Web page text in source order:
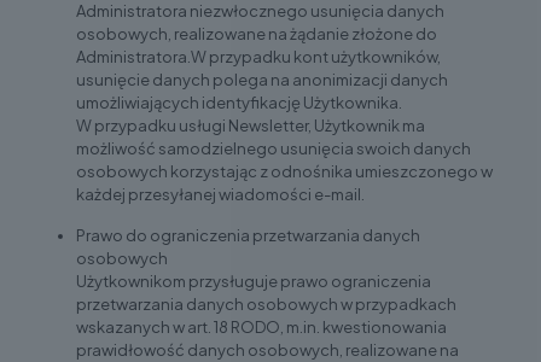
Administratora niezwłocznego usunięcia danych
osobowych, realizowane na żądanie złożone do
Administratora.W przypadku kont użytkowników,
usunięcie danych polega na anonimizacji danych
umożliwiających identyfikację Użytkownika.
W przypadku usługi Newsletter, Użytkownik ma
możliwość samodzielnego usunięcia swoich danych
osobowych korzystając z odnośnika umieszczonego w
każdej przesyłanej wiadomości e-mail.
Prawo do ograniczenia przetwarzania danych
osobowych
Użytkownikom przysługuje prawo ograniczenia
przetwarzania danych osobowych w przypadkach
wskazanych w art. 18 RODO, m.in. kwestionowania
prawidłowość danych osobowych, realizowane na